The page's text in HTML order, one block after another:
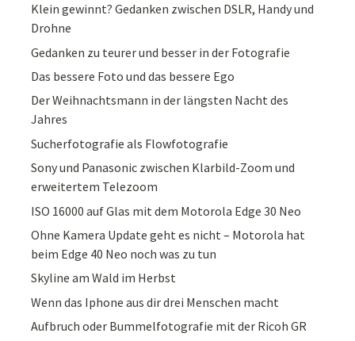
Klein gewinnt? Gedanken zwischen DSLR, Handy und
Drohne
Gedanken zu teurer und besser in der Fotografie
Das bessere Foto und das bessere Ego
Der Weihnachtsmann in der längsten Nacht des
Jahres
Sucherfotografie als Flowfotografie
Sony und Panasonic zwischen Klarbild-Zoom und
erweitertem Telezoom
ISO 16000 auf Glas mit dem Motorola Edge 30 Neo
Ohne Kamera Update geht es nicht – Motorola hat
beim Edge 40 Neo noch was zu tun
Skyline am Wald im Herbst
Wenn das Iphone aus dir drei Menschen macht
Aufbruch oder Bummelfotografie mit der Ricoh GR